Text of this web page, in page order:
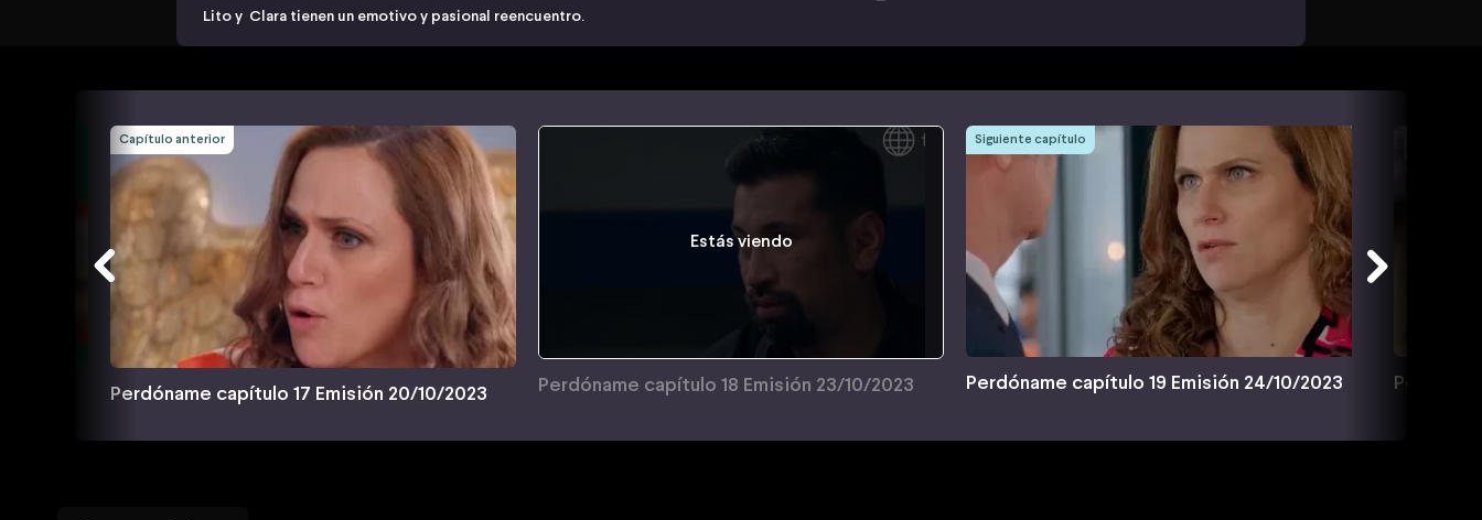
Lito y Clara tienen un emotivo y pasional reencuentro.
Capítulo anterior
Perdóname capítulo 17 Emisión 20/10/2023
Estás viendo
Perdóname capítulo 18 Emisión 23/10/2023
Siguiente capítulo
Perdóname capítulo 19 Emisión 24/10/2023